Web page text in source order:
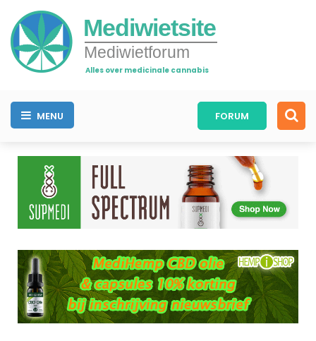
Mediwietsite
Mediwietforum
Alles over medicinale cannabis
MENU FORUM